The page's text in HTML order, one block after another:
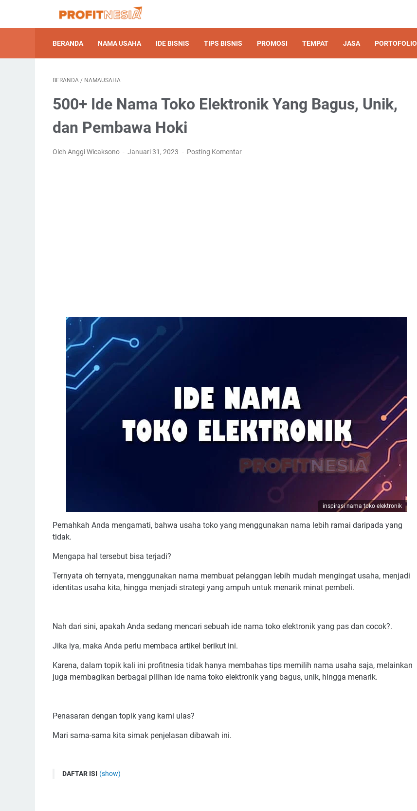
BERANDA NAMA USAHA IDE BISNIS TIPS BISNIS PROMOSI TEMPAT JASA PORTOFOLIO
BERANDA / NAMAUSAHA
500+ Ide Nama Toko Elektronik Yang Bagus, Unik,
dan Pembawa Hoki
Oleh Anggi Wicaksono Januari 31, 2023 Posting Komentar
inspirasi nama toko elektronik
Pernahkah Anda mengamati, bahwa usaha toko yang menggunakan nama lebih ramai daripada yang
tidak.
Mengapa hal tersebut bisa terjadi?
Ternyata oh ternyata, menggunakan nama membuat pelanggan lebih mudah mengingat usaha, menjadi
identitas usaha kita, hingga menjadi strategi yang ampuh untuk menarik minat pembeli.
Nah dari sini, apakah Anda sedang mencari sebuah ide nama toko elektronik yang pas dan cocok?.
Jika iya, maka Anda perlu membaca artikel berikut ini.
Karena, dalam topik kali ini profitnesia tidak hanya membahas tips memilih nama usaha saja, melainkan
juga membagikan berbagai pilihan ide nama toko elektronik yang bagus, unik, hingga menarik.
Penasaran dengan topik yang kami ulas?
Mari sama-sama kita simak penjelasan dibawah ini.
DAFTAR ISI (show)